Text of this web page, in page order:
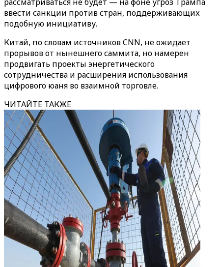
ввести санкции против стран, поддерживающих
подобную инициативу.
Китай, по словам источников CNN, не ожидает
прорывов от нынешнего саммита, но намерен
продвигать проекты энергетического
сотрудничества и расширения использования
цифрового юаня во взаимной торговле.
ЧИТАЙТЕ ТАКЖЕ